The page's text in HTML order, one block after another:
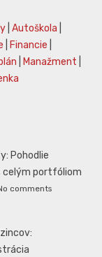
Autoškola
Financie
Manažment
Pohodlie
celým portfóliom
comments